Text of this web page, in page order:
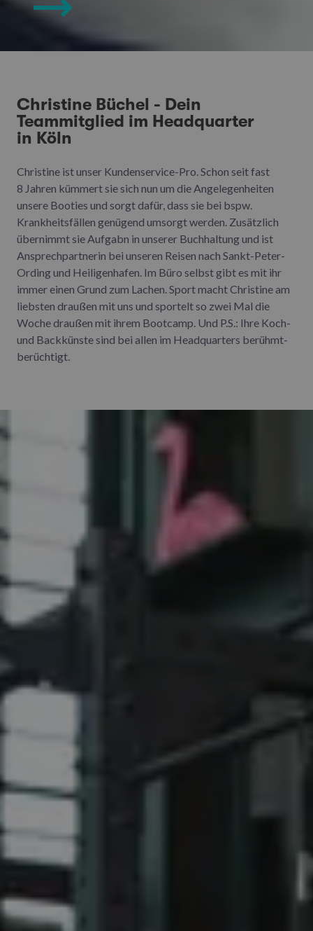
Christine Büchel - Dein
Teammitglied im Headquarter
in Köln
Christine ist unser Kundenservice-Pro. Schon seit fast
8 Jahren kümmert sie sich nun um die Angelegenheiten
unsere Booties und sorgt dafür, dass sie bei bspw.
Krankheitsfällen genügend umsorgt werden. Zusätzlich
übernimmt sie Aufgabn in unserer Buchhaltung und ist
Ansprechpartnerin bei unseren Reisen nach Sankt-Peter-
Ording und Heiligenhafen. Im Büro selbst gibt es mit ihr
immer einen Grund zum Lachen. Sport macht Christine am
liebsten draußen mit uns und sportelt so zwei Mal die
Woche draußen mit ihrem Bootcamp. Und P.S.: Ihre Koch-
und Backkünste sind bei allen im Headquarters berühmt-
berüchtigt.